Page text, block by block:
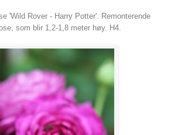
'Wild Rover - Harry Potter'. Remonterende
som blir 1,2-1,8 meter høy. H4.